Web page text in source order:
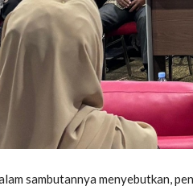
sambutannya menyebutkan,